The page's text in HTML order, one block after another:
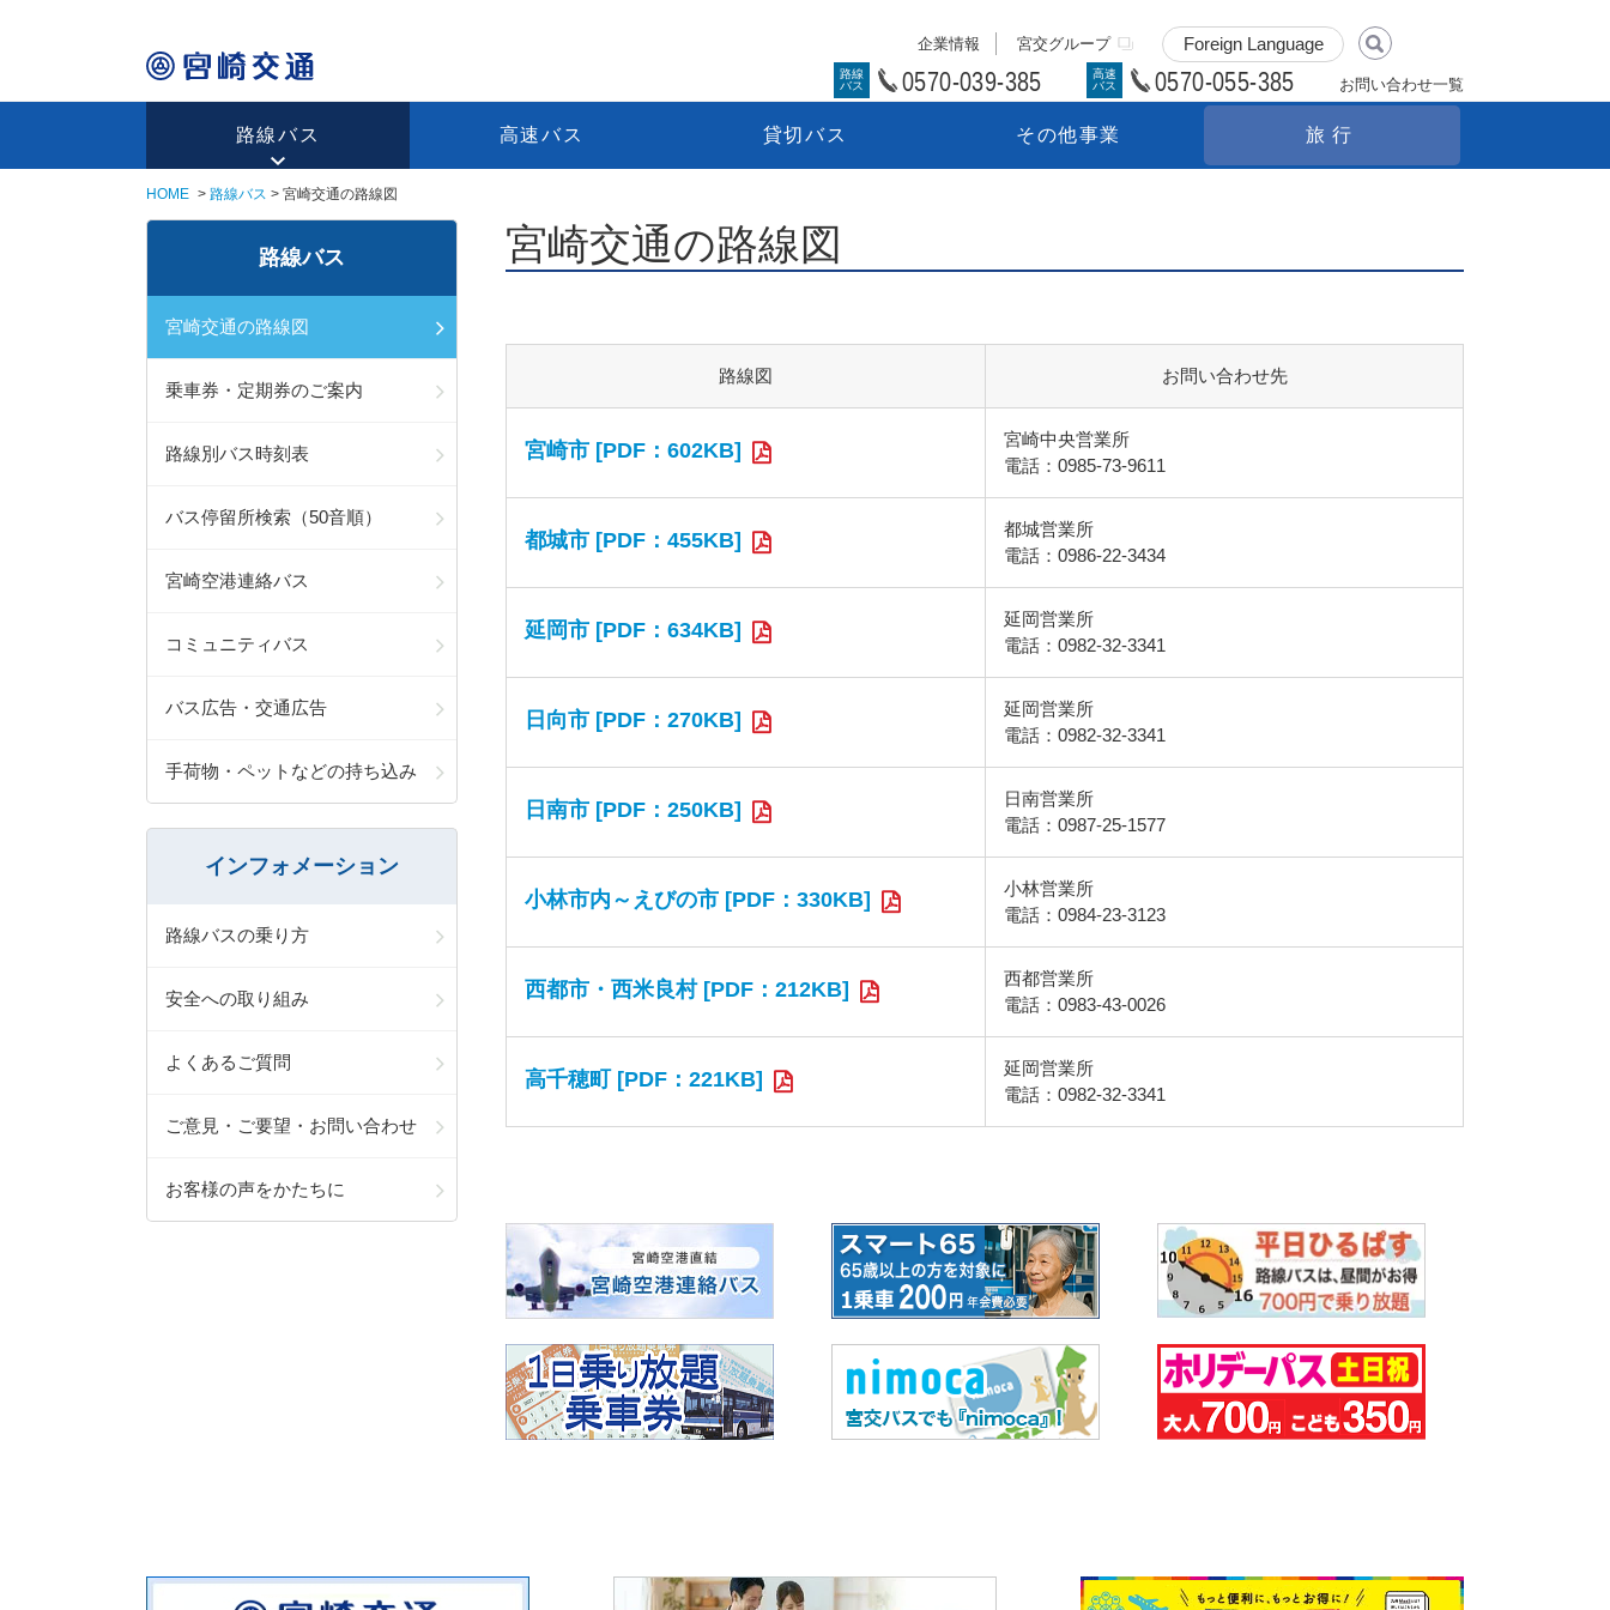
企業情報 宮交グループ
路線
バス
0570-039-385
高速
バス
0570-055-385 お問い合わせ一覧
路線バス 高速バス 貸切バス その他事業 旅行
HOME 路線バス 宮崎交通の路線図
宮崎交通の路線図
路線図 お問い合わせ先
宮崎市 [PDF：602KB]
宮崎中央営業所
電話：0985-73-9611
都城市 [PDF：455KB]
都城営業所
電話：0986-22-3434
延岡市 [PDF：634KB]
延岡営業所
電話：0982-32-3341
日向市 [PDF：270KB]
延岡営業所
電話：0982-32-3341
日南市 [PDF：250KB]
日南営業所
電話：0987-25-1577
小林市内～えびの市 [PDF：330KB]
小林営業所
電話：0984-23-3123
西都市・西米良村 [PDF：212KB]
西都営業所
電話：0983-43-0026
高千穂町 [PDF：221KB]
延岡営業所
電話：0982-32-3341
路線バス
宮崎交通の路線図
乗車券・定期券のご案内
路線別バス時刻表
バス停留所検索（50音順）
宮崎空港連絡バス
コミュニティバス
バス広告・交通広告
手荷物・ペットなどの持ち込み
インフォメーション
路線バスの乗り方
安全への取り組み
よくあるご質問
ご意見・ご要望・お問い合わせ
お客様の声をかたちに